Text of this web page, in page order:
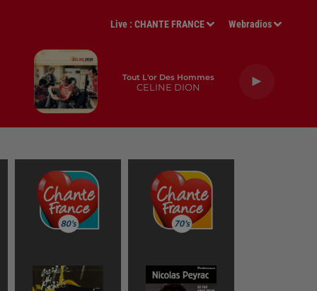
Live :CHANTE FRANCE Webradios
Tout L'or Des Hommes
CELINE DION